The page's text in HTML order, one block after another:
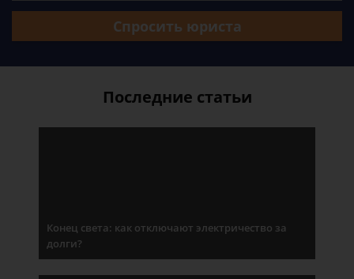
Спросить юриста
Последние статьи
Конец света: как отключают электричество за
долги?